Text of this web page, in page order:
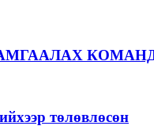
төлөвлөсөн